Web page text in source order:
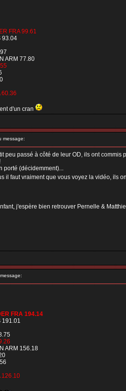
FRA 99.61
93.04
ARM 77.80
60.36
d'un cran
peu passé à côté de leur OD, ils ont
porté (décidemment)...
il faut vraiment que vous voyez la vidéo, ils
j'espère bien retrouver Pernelle &
FRA 194.14
191.01
ARM 156.18
126.10